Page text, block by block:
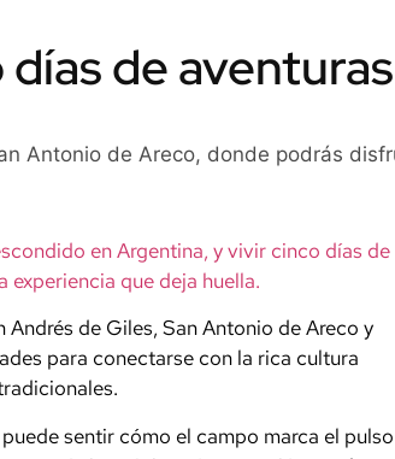
de
Antonio de Areco, donde podrás
en Argentina, y vivir cinco días de
experiencia que deja huella.
de Giles, San Antonio de Areco y
para conectarse con la rica cultura
sentir cómo el campo marca el pulso